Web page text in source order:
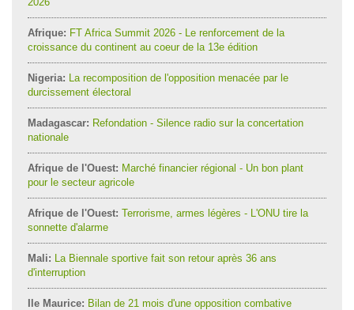
Afrique: FT Africa Summit 2026 - Le renforcement de la
croissance du continent au coeur de la 13e édition
Nigeria: La recomposition de l'opposition menacée par le
durcissement électoral
Madagascar: Refondation - Silence radio sur la concertation
nationale
Afrique de l'Ouest: Marché financier régional - Un bon plant
pour le secteur agricole
Afrique de l'Ouest: Terrorisme, armes légères - L'ONU tire la
sonnette d'alarme
Mali: La Biennale sportive fait son retour après 36 ans
d'interruption
Ile Maurice: Bilan de 21 mois d'une opposition combative